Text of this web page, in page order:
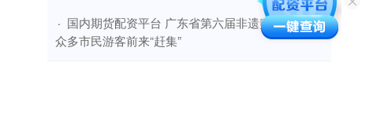
· ​国内期货配资平台 广东省第六届非遗购物节吸引
众多市民游客前来“赶集”